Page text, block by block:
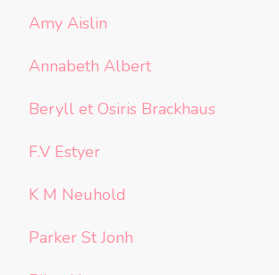
Amy Aislin
Annabeth Albert
Beryll et Osiris Brackhaus
F.V Estyer
K M Neuhold
Parker St Jonh